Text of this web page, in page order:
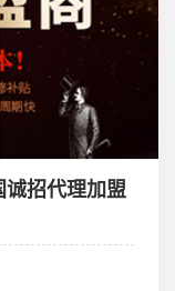
招代理加盟